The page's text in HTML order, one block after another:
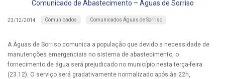
Comunicado de Abastecimento – Águas de Sorriso
23/12/2014 Comunicados Comunicados Águas de Sorriso
A Águas de Sorriso comunica a população que devido a necessidade de
manutenções emergenciais no sistema de abastecimento, o
fornecimento de água será prejudicado no município nesta terça-feira
(23.12). O serviço será gradativamente normalizado após às 22h,